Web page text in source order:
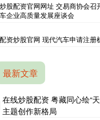
炒股配资官网网址 交易商协会召
车企业高质量发展座谈会
配资炒股官网 现代汽车申请注册
最新文章
在线炒股配资 粤藏同心绘“
主题创作新格局